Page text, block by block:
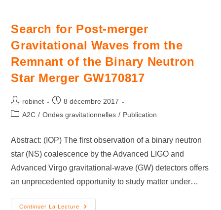
Search for Post-merger
Gravitational Waves from the
Remnant of the Binary Neutron
Star Merger GW170817
robinet
8 décembre 2017
A2C / Ondes gravitationnelles / Publication
Abstract: (IOP) The first observation of a binary neutron
star (NS) coalescence by the Advanced LIGO and
Advanced Virgo gravitational-wave (GW) detectors offers
an unprecedented opportunity to study matter under…
Continuer La Lecture